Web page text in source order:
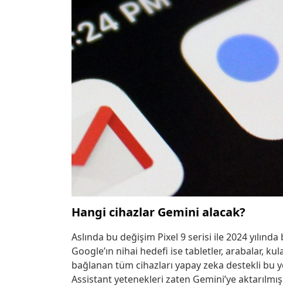
Hangi cihazlar Gemini alacak?
Aslında bu değişim Pixel 9 serisi ile 2024
Google’ın nihai hedefi ise tabletler, arabalar,
bağlanan tüm cihazları yapay zeka destekli bu
Assistant yetenekleri zaten Gemini’ye